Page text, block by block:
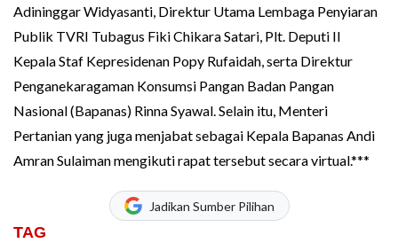
Adininggar Widyasanti, Direktur Utama Lembaga Penyiaran
Publik TVRI Tubagus Fiki Chikara Satari, Plt. Deputi II
Kepala Staf Kepresidenan Popy Rufaidah, serta Direktur
Penganekaragaman Konsumsi Pangan Badan Pangan
Nasional (Bapanas) Rinna Syawal. Selain itu, Menteri
Pertanian yang juga menjabat sebagai Kepala Bapanas Andi
Amran Sulaiman mengikuti rapat tersebut secara virtual.***
Jadikan Sumber Pilihan
TAG